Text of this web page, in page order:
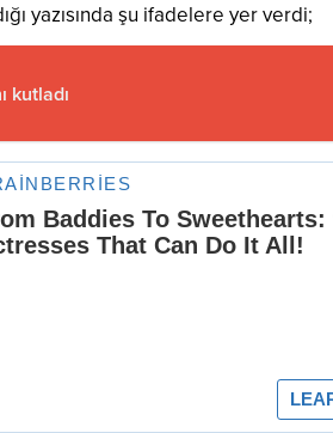
yazısında şu ifadelere yer verdi;
kutladı